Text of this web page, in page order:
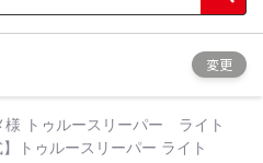
変更
様 トゥルースリーパー ライト
トゥルースリーパー ライト